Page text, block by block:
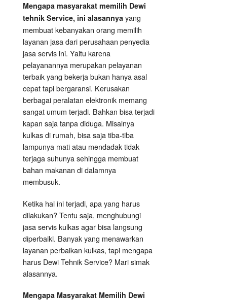
Tehnik
Service?
Ini
Alasannya
Mengapa masyarakat memilih Dewi
tehnik Service, ini alasannya yang
membuat kebanyakan orang memilih
layanan jasa dari perusahaan penyedia
jasa servis ini. Yaitu karena
pelayanannya merupakan pelayanan
terbaik yang bekerja bukan hanya asal
cepat tapi bergaransi. Kerusakan
berbagai peralatan elektronik memang
sangat umum terjadi. Bahkan bisa terjadi
kapan saja tanpa diduga. Misalnya
kulkas di rumah, bisa saja tiba-tiba
lampunya mati atau mendadak tidak
terjaga suhunya sehingga membuat
bahan makanan di dalamnya
membusuk.
Ketika hal ini terjadi, apa yang harus
dilakukan? Tentu saja, menghubungi
jasa servis kulkas agar bisa langsung
diperbaiki. Banyak yang menawarkan
layanan perbaikan kulkas, tapi mengapa
harus Dewi Tehnik Service? Mari simak
alasannya.
Mengapa Masyarakat Memilih Dewi